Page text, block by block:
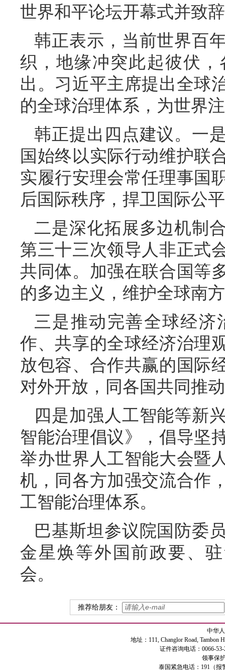
世界和平论坛开幕式并致
韩正表示，当前世界百
织，地缘冲突此起彼伏
出。习近平主席提出全球
的全球治理体系，为世界
韩正提出四点建议。一
国始终以实际行动维护联
实履行安理会常任理事国
后国际秩序，捍卫国际公
二是深化拓展多边机制
第三十三次领导人非正式
共同体。加强在联合国等
的多边主义，维护全球南
三是推动完善全球经
作、共享的全球经济治理
放包容、合作共赢的国际
对外开放，同各国共同推
四是加强人工智能等新
智能治理倡议》，倡导坚
举办世界人工智能大会暨
机，同各方加强交流合作
工智能治理体系。
巴基斯坦参议院国防委
金星焕等外国前政要、
会。
推荐给朋友：
中华
地址：111, Changlor Road, Tambon
证件咨询电话：0066-
领事保
泰国紧急电话：191（报